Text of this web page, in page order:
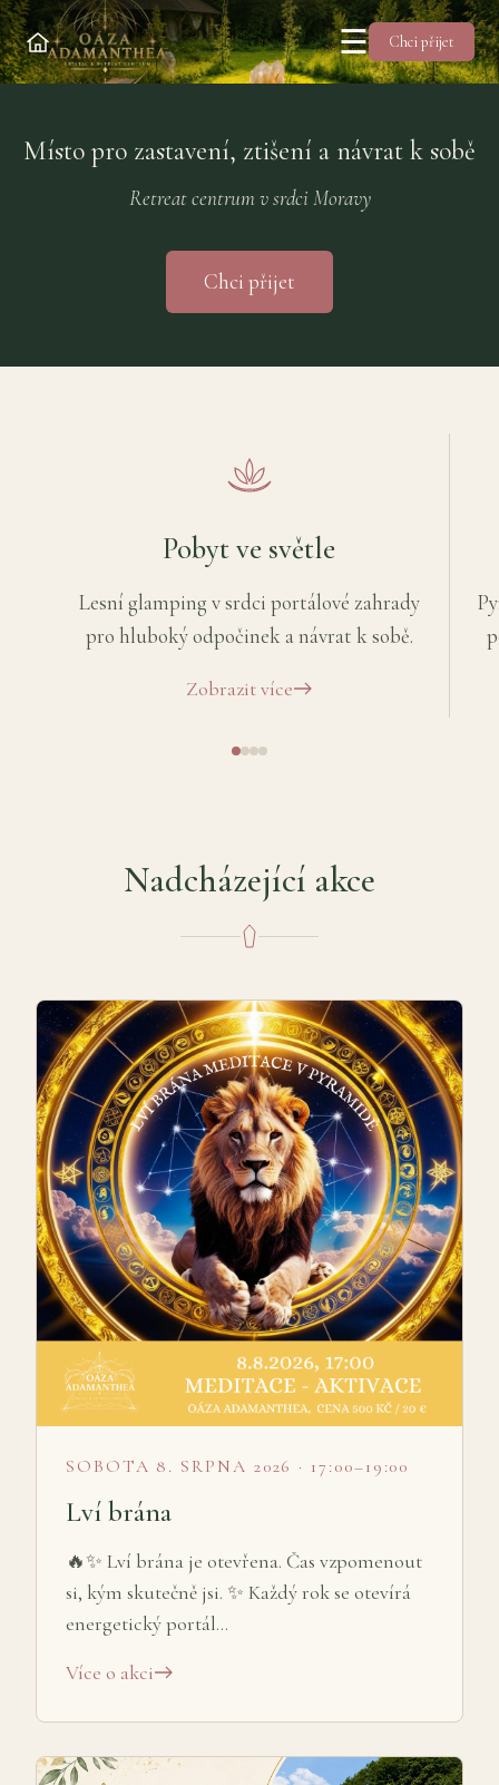
☰ Chci přijet
Oáza Adamanthea — krystal &
Místo pro zastavení, ztišení a návrat k sobě
Retreat centrum v srdci Moravy
Chci přijet
Pobyt ve světle
Lesní glamping v srdci portálové zahrady
pro hluboký odpočinek a návrat k sobě.
Zobrazit více
Nadcházející akce
SOBOTA 8. SRPNA 2026 · 17:00–19:00
Lví brána
🔥✨ Lví brána je otevřena. Čas vzpomenout
si, kým skutečně jsi. ✨ Každý rok se otevírá
energetický portál…
Více o akci